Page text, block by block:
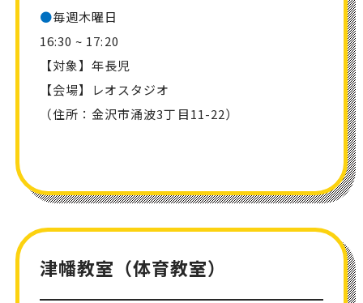
●毎週木曜日
16:30 ~ 17:20
【対象】年長児
【会場】レオスタジオ
（住所：金沢市涌波3丁目11-22）
津幡教室（体育教室）